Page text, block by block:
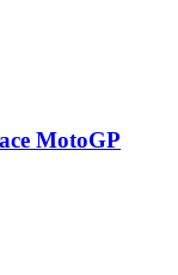
MotoGP